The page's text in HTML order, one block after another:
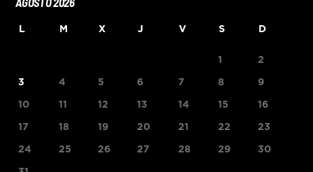
L M X J V S D
1 2
3 4 5 6 7 8 9
10 11 12 13 14 15 16
17 18 19 20 21 22 23
24 25 26 27 28 29 30